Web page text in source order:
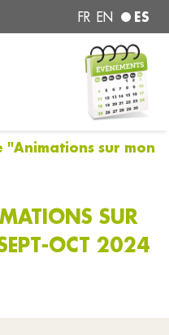
FR EN ES
"Animations sur mon
SUR
OCT 2024